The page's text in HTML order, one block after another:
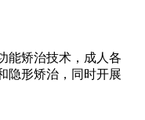
能矫治技术，成人各
隐形矫治，同时开展